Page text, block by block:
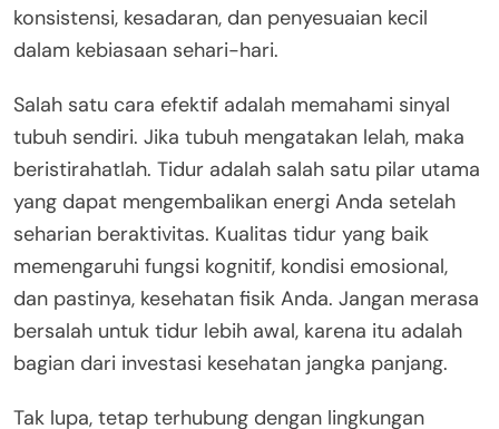
konsistensi, kesadaran, dan penyesuaian kecil
dalam kebiasaan sehari-hari.
Salah satu cara efektif adalah memahami sinyal
tubuh sendiri. Jika tubuh mengatakan lelah, maka
beristirahatlah. Tidur adalah salah satu pilar utama
yang dapat mengembalikan energi Anda setelah
seharian beraktivitas. Kualitas tidur yang baik
memengaruhi fungsi kognitif, kondisi emosional,
dan pastinya, kesehatan fisik Anda. Jangan merasa
bersalah untuk tidur lebih awal, karena itu adalah
bagian dari investasi kesehatan jangka panjang.
Tak lupa, tetap terhubung dengan lingkungan